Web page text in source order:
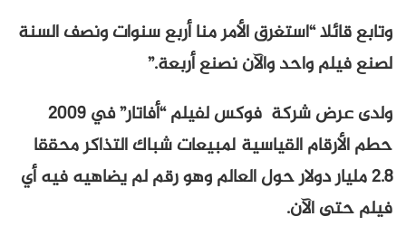
وتابع قائلا “استغرق الأمر منا أربع سنوات ونصف السنة
لصنع فيلم واحد والآن نصنع أربعة.”
ولدى عرض شركة فوكس لفيلم “أفاتار” في 2009
حطم الأرقام القياسية لمبيعات شباك التذاكر محققا
2.8 مليار دولار حول العالم وهو رقم لم يضاهيه فيه أي
فيلم حتى الآن.